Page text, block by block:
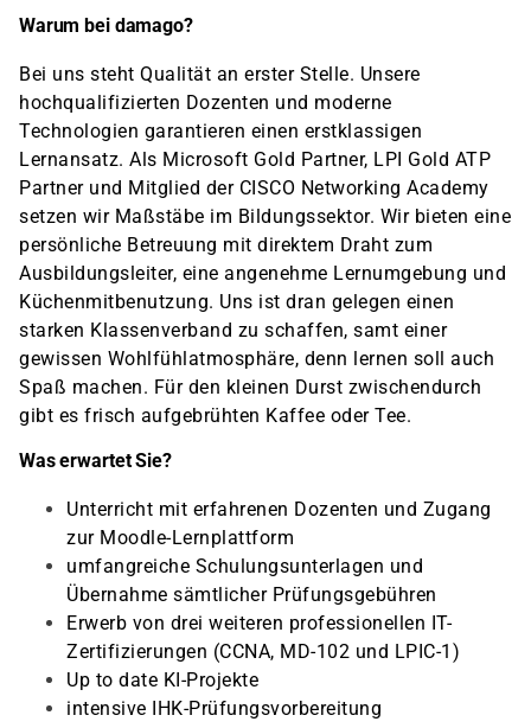
Warum bei damago?
Bei uns steht Qualität an erster Stelle. Unsere
hochqualifizierten Dozenten und moderne
Technologien garantieren einen erstklassigen
Lernansatz. Als Microsoft Gold Partner, LPI Gold ATP
Partner und Mitglied der CISCO Networking Academy
setzen wir Maßstäbe im Bildungssektor. Wir bieten eine
persönliche Betreuung mit direktem Draht zum
Ausbildungsleiter, eine angenehme Lernumgebung und
Küchenmitbenutzung. Uns ist dran gelegen einen
starken Klassenverband zu schaffen, samt einer
gewissen Wohlfühlatmosphäre, denn lernen soll auch
Spaß machen. Für den kleinen Durst zwischendurch
gibt es frisch aufgebrühten Kaffee oder Tee.
Was erwartet Sie?
Unterricht mit erfahrenen Dozenten und Zugang
zur Moodle-Lernplattform
umfangreiche Schulungsunterlagen und
Übernahme sämtlicher Prüfungsgebühren
Erwerb von drei weiteren professionellen IT-
Zertifizierungen (CCNA, MD-102 und LPIC-1)
Up to date KI-Projekte
intensive IHK-Prüfungsvorbereitung